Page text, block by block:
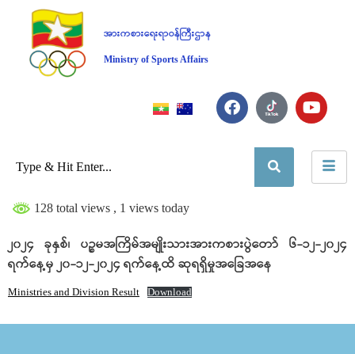
အားကစားရေးရာဝန်ကြီးဌာန
Ministry of Sports Affairs
128 total views , 1 views today
၂၀၂၄ ခုနှစ်၊ ပဉ္စမအကြိမ်အမျိုးသားအားကစားပွဲတော် ၆-၁၂-၂၀၂၄
ရက်နေ့မှ ၂၀-၁၂-၂၀၂၄ ရက်နေ့ထိ ဆုရရှိမှုအခြေအနေ
Ministries and Division Result Download